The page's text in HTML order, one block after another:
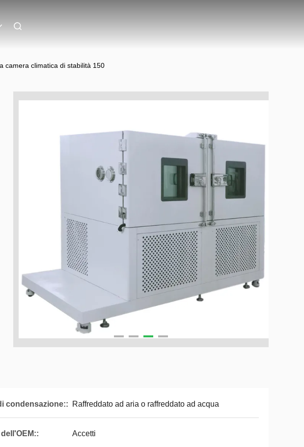
camera climatica di stabilità 150
condensazione:: Raffreddato ad aria o raffreddato ad acqua
Accetti